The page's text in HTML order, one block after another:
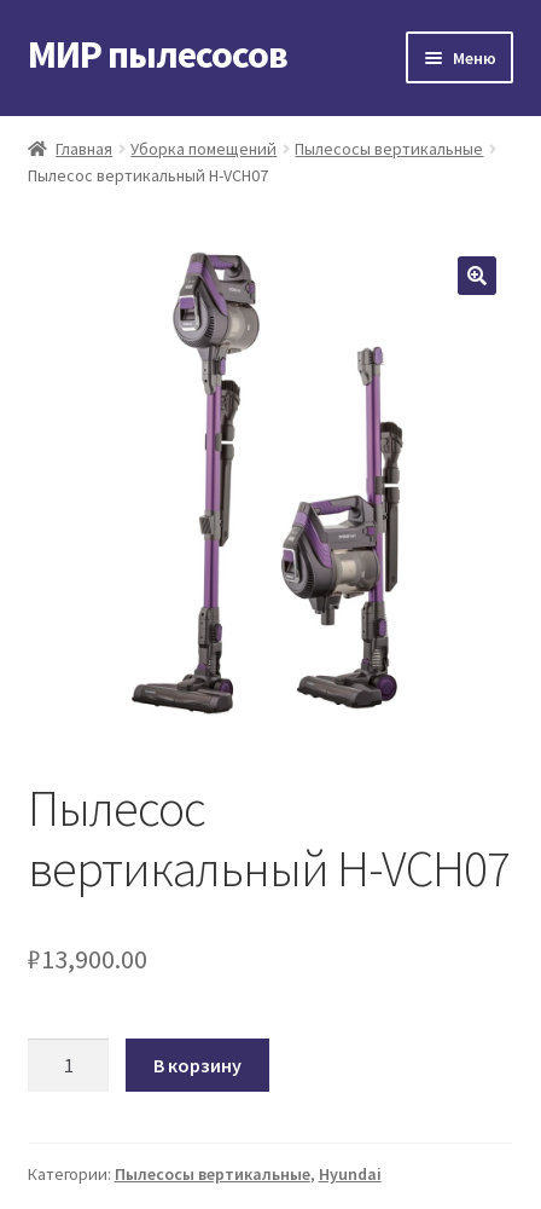
Перейти
к
Перейти
к
МИР пылесосов Меню
Главная
Мой аккаунт
Главная Уборка помещений
Пылесосы вертикальные
Пылесос вертикальный H-VCH07
Пылесос
вертикальный H-VCH07
₽13,900.00
H-
В корзину
Категории: Пылесосы вертикальные, Hyundai